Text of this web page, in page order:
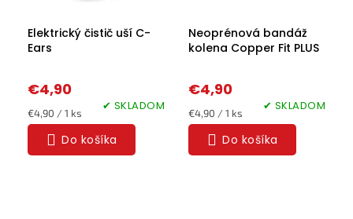
Chovateľské
potreby
Šport
outdoor
Halloween
Elektrický čistič uší C-
Ears
✔ SKLADOM
€4,90
Jednotková
cena:
€4,90 / 1 ks
Do košíka
Neoprénová bandáž
kolena Copper Fit PLUS
✔ SKLADOM
€4,90
Jednotková
cena:
€4,90 / 1 ks
Do košíka